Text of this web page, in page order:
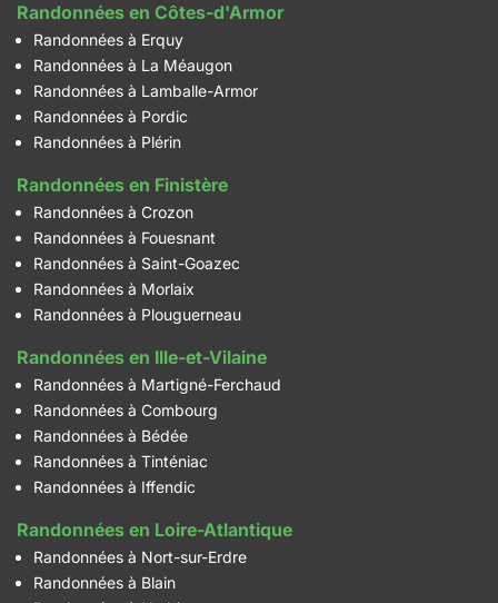
Randonnées en Côtes-d'Armor
Randonnées à Erquy
Randonnées à La Méaugon
Randonnées à Lamballe-Armor
Randonnées à Pordic
Randonnées à Plérin
Randonnées en Finistère
Randonnées à Crozon
Randonnées à Fouesnant
Randonnées à Saint-Goazec
Randonnées à Morlaix
Randonnées à Plouguerneau
Randonnées en Ille-et-Vilaine
Randonnées à Martigné-Ferchaud
Randonnées à Combourg
Randonnées à Bédée
Randonnées à Tinténiac
Randonnées à Iffendic
Randonnées en Loire-Atlantique
Randonnées à Nort-sur-Erdre
Randonnées à Blain